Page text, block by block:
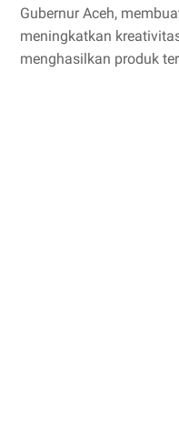
Gubernur Aceh,
meningkatkan
menghasilkan produk